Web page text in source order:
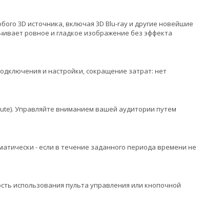
3D источника, включая 3D Blu-ray и другие новейшие
ровное и гладкое изображение без эффекта
и настройки, сокращение затрат: нет
Управляйте вниманием вашей аудитории путем
- если в течение заданного периода времени не
использования пульта управления или кнопочной